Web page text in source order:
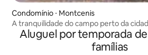
Condomínio ⋅ Montcenis
A tranquilidade do campo perto da
Aluguel por temporada de
famílias